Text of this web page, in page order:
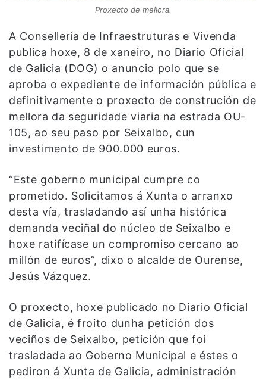
Proxecto de mellora.
A Consellería de Infraestruturas e Vivenda
publica hoxe, 8 de xaneiro, no Diario Oficial
de Galicia (DOG) o anuncio polo que se
aproba o expediente de información pública e
definitivamente o proxecto de construción de
mellora da seguridade viaria na estrada OU-
105, ao seu paso por Seixalbo, cun
investimento de 900.000 euros.
“Este goberno municipal cumpre co
prometido. Solicitamos á Xunta o arranxo
desta vía, trasladando así unha histórica
demanda veciñal do núcleo de Seixalbo e
hoxe ratifícase un compromiso cercano ao
millón de euros”, dixo o alcalde de Ourense,
Jesús Vázquez.
O proxecto, hoxe publicado no Diario Oficial
de Galicia, é froito dunha petición dos
veciños de Seixalbo, petición que foi
trasladada ao Goberno Municipal e éstes o
pediron á Xunta de Galicia, administración